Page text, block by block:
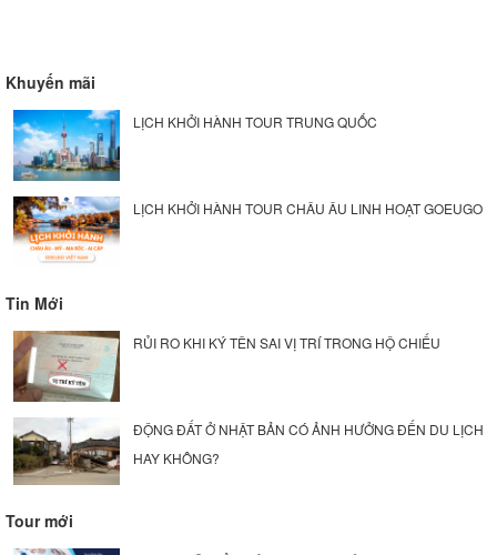
Khuyến mãi
LỊCH KHỞI HÀNH TOUR TRUNG QUỐC
LỊCH KHỞI HÀNH TOUR CHÂU ÂU LINH HOẠT GOEUGO
Tin Mới
RỦI RO KHI KÝ TÊN SAI VỊ TRÍ TRONG HỘ CHIẾU
ĐỘNG ĐẤT Ở NHẬT BẢN CÓ ẢNH HƯỞNG ĐẾN DU LỊCH
HAY KHÔNG?
Tour mới